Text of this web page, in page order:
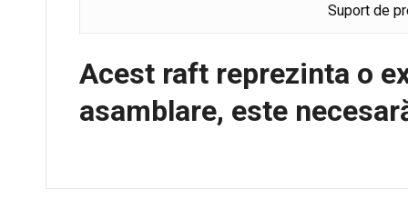
Suport de
Acest raft reprezinta o
asamblare, este